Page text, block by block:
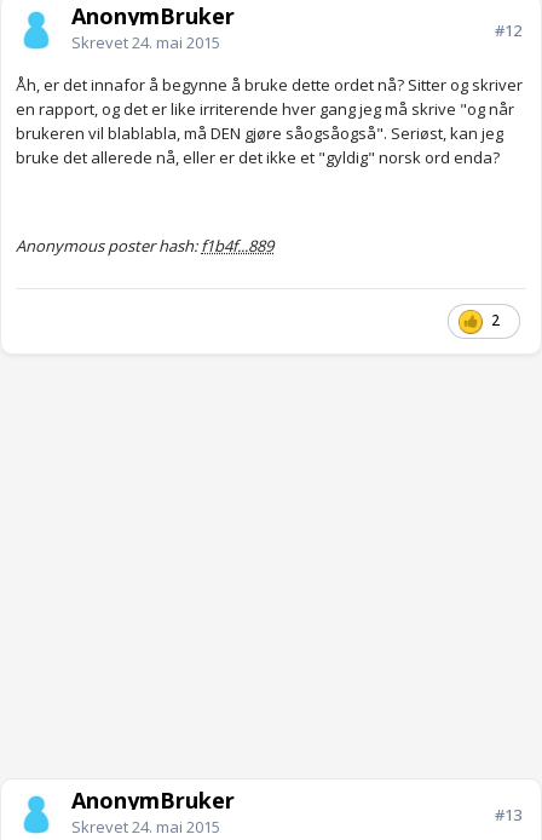
AnonymBruker
Skrevet24. mai 2015
#12
Åh, er det innafor å begynne å bruke dette ordet nå? Sitter og skriver
en rapport, og det er like irriterende hver gang jeg må skrive "og når
brukeren vil blablabla, må DEN gjøre såogsåogså". Seriøst, kan jeg
bruke det allerede nå, eller er det ikke et "gyldig" norsk ord enda?
Anonymous poster hash:f1b4f...889
2
AnonymBruker
Skrevet24. mai 2015
#13